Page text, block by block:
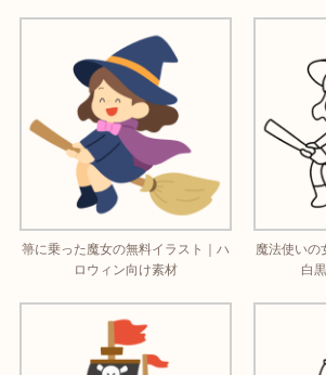
箒に乗った魔女の無料イラスト｜ハ
ロウィン向け素材
魔法使いの
白